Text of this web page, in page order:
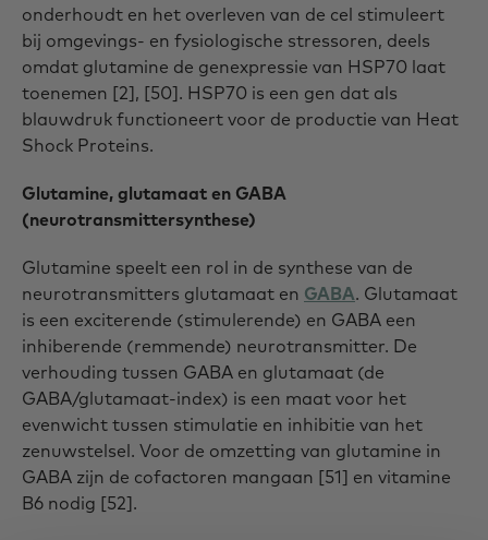
onderhoudt en het overleven van de cel stimuleert
bij omgevings- en fysiologische stressoren, deels
omdat glutamine de genexpressie van HSP70 laat
toenemen [2], [50]. HSP70 is een gen dat als
blauwdruk functioneert voor de productie van Heat
Shock Proteins.
Glutamine, glutamaat en GABA
(neurotransmittersynthese)
Glutamine speelt een rol in de synthese van de
neurotransmitters glutamaat en GABA. Glutamaat
is een exciterende (stimulerende) en GABA een
inhiberende (remmende) neurotransmitter. De
verhouding tussen GABA en glutamaat (de
GABA/glutamaat-index) is een maat voor het
evenwicht tussen stimulatie en inhibitie van het
zenuwstelsel. Voor de omzetting van glutamine in
GABA zijn de cofactoren mangaan [51] en vitamine
B6 nodig [52].